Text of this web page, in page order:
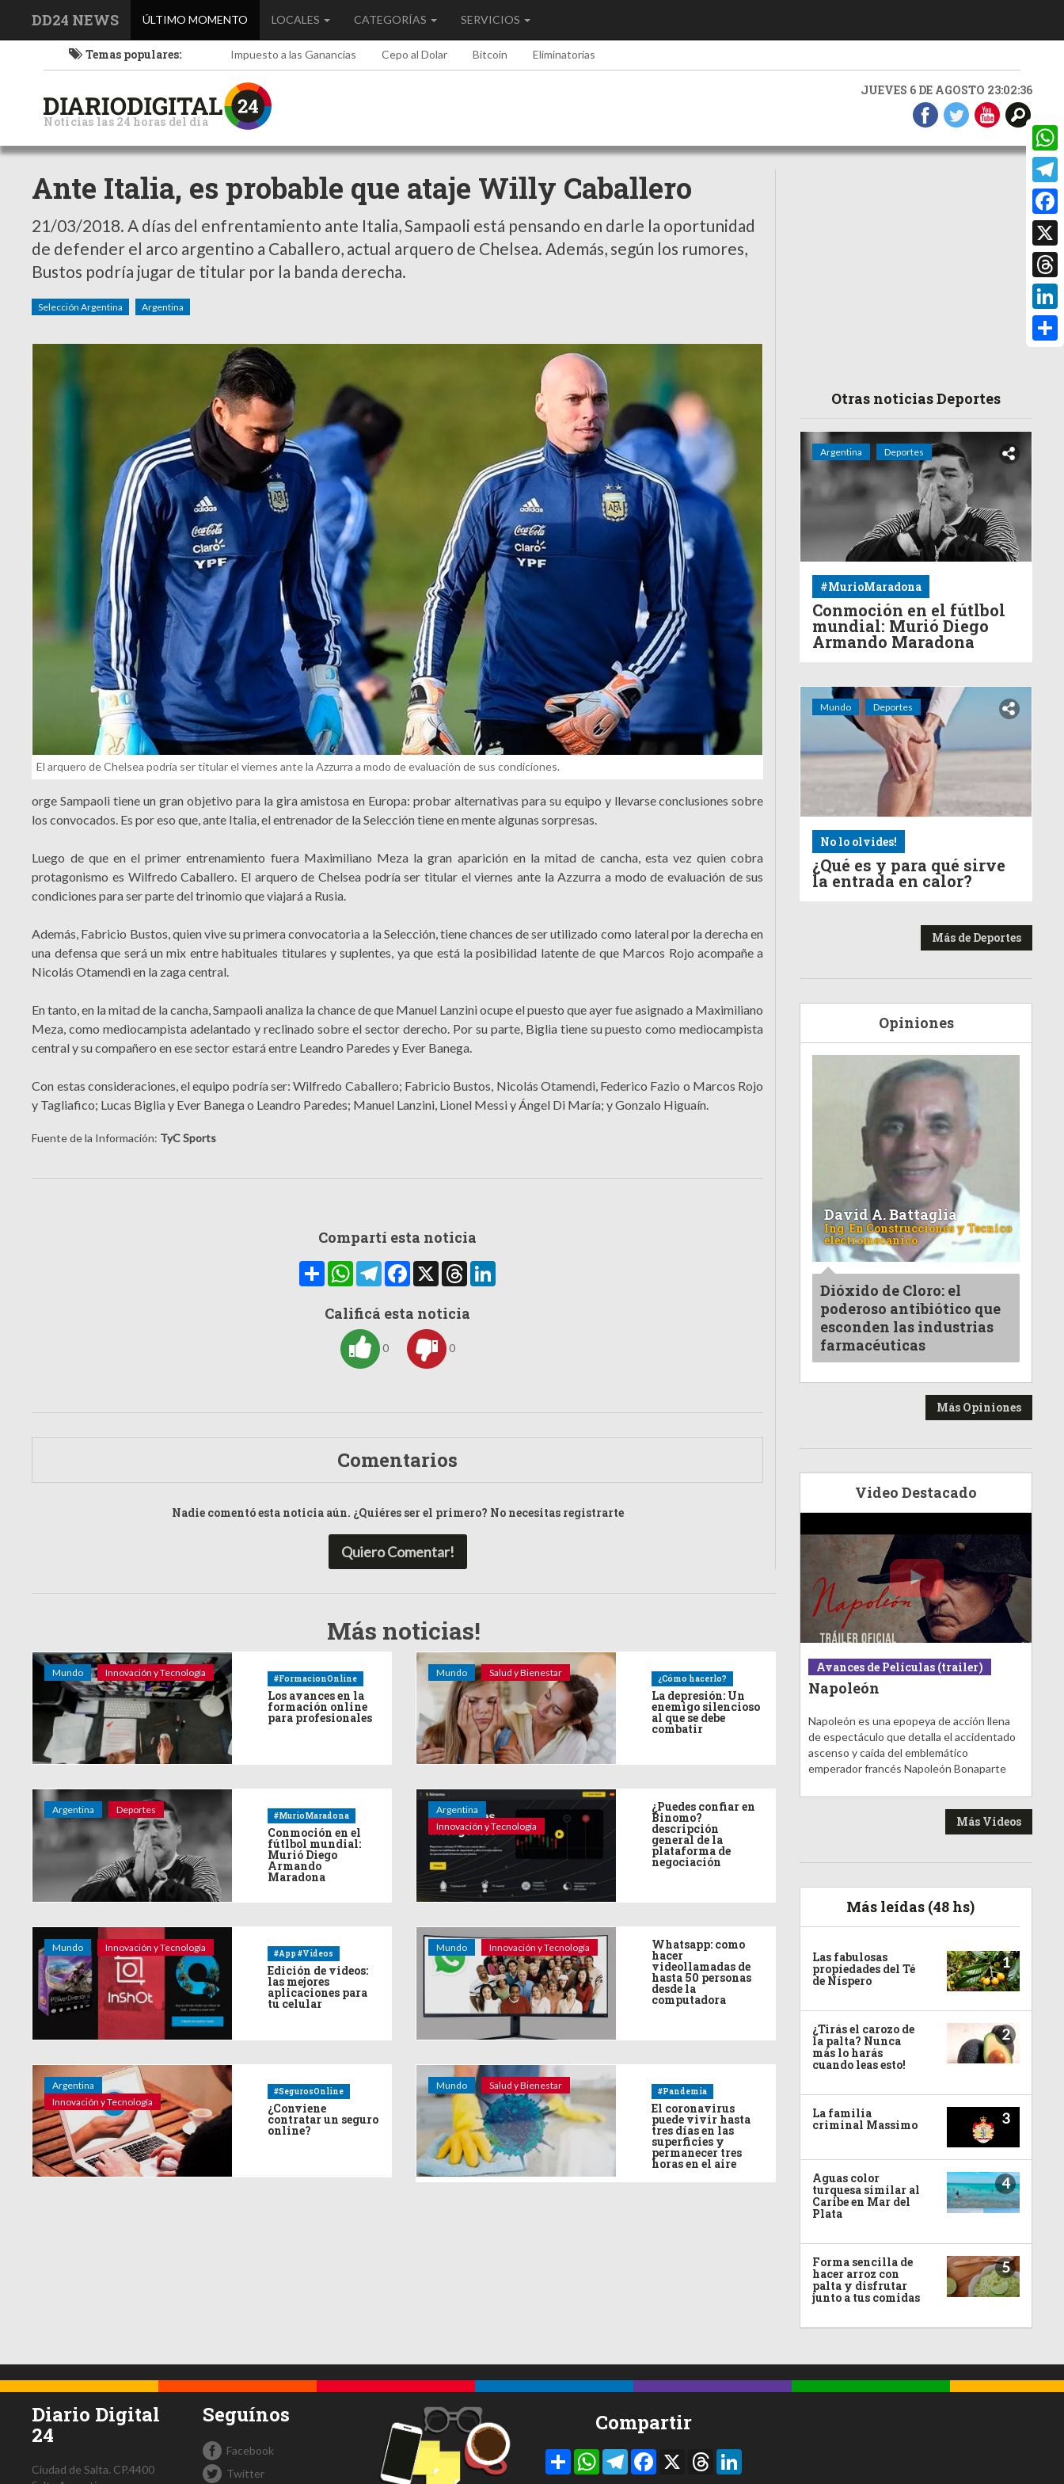
DD24 NEWS ÚLTIMO MOMENTO (current)LOCALES CATEGORÍAS SERVICIOS
Temas populares: Impuesto a las Ganancias Cepo al Dolar Bitcoin Eliminatorias
Noticias las 24 horas del día
JUEVES 6 DE AGOSTO 23:02:38
Ante Italia, es probable que ataje Willy Caballero
21/03/2018. A días del enfrentamiento ante Italia, Sampaoli está pensando en darle la oportunidad
de defender el arco argentino a Caballero, actual arquero de Chelsea. Además, según los rumores,
Bustos podría jugar de titular por la banda derecha.
Selección Argentina Argentina
El arquero de Chelsea podría ser titular el viernes ante la Azzurra a modo de evaluación de sus condiciones.
orge Sampaoli tiene un gran objetivo para la gira amistosa en Europa: probar alternativas para su equipo y llevarse conclusiones sobre
los convocados. Es por eso que, ante Italia, el entrenador de la Selección tiene en mente algunas sorpresas.
Luego de que en el primer entrenamiento fuera Maximiliano Meza la gran aparición en la mitad de cancha, esta vez quien cobra
protagonismo es Wilfredo Caballero. El arquero de Chelsea podría ser titular el viernes ante la Azzurra a modo de evaluación de sus
condiciones para ser parte del trinomio que viajará a Rusia.
Además, Fabricio Bustos, quien vive su primera convocatoria a la Selección, tiene chances de ser utilizado como lateral por la derecha en
una defensa que será un mix entre habituales titulares y suplentes, ya que está la posibilidad latente de que Marcos Rojo acompañe a
Nicolás Otamendi en la zaga central.
En tanto, en la mitad de la cancha, Sampaoli analiza la chance de que Manuel Lanzini ocupe el puesto que ayer fue asignado a Maximiliano
Meza, como mediocampista adelantado y reclinado sobre el sector derecho. Por su parte, Biglia tiene su puesto como mediocampista
central y su compañero en ese sector estará entre Leandro Paredes y Ever Banega.
Con estas consideraciones, el equipo podría ser: Wilfredo Caballero; Fabricio Bustos, Nicolás Otamendi, Federico Fazio o Marcos Rojo
y Tagliafico; Lucas Biglia y Ever Banega o Leandro Paredes; Manuel Lanzini, Lionel Messi y Ángel Di María; y Gonzalo Higuaín.
Fuente de la Información: TyC Sports
Compartí esta noticia
CompartirWhatsAppTelegramFacebook
X Threads
Calificá esta noticia
0 0
Comentarios
Nadie comentó esta noticia aún. ¿Quiéres ser el primero? No necesitas registrarte
Quiero Comentar!
Más noticias!
Mundo Innovación y Tecnología
#FormacionOnline
Los avances en la
formación online
para profesionales
Mundo Salud y Bienestar
¿Cómo hacerlo?
La depresión: Un
enemigo silencioso
al que se debe
combatir
Argentina Deportes
#MurioMaradona
Conmoción en el
fútlbol mundial:
Murió Diego
Armando
Maradona
Argentina
Innovación y Tecnología
¿Puedes confiar en
Binomo?
descripción
general de la
plataforma de
negociación
Mundo Innovación y Tecnología
#App #Videos
Edición de videos:
las mejores
aplicaciones para
tu celular
Mundo Innovación y Tecnología Whatsapp: como
hacer
videollamadas de
hasta 50 personas
desde la
computadora
Argentina
Innovación y Tecnología
#SegurosOnline
¿Conviene
contratar un seguro
online?
Mundo Salud y Bienestar
#Pandemia
El coronavirus
puede vivir hasta
tres días en las
superficies y
permanecer tres
horas en el aire
Otras noticias Deportes
Argentina Deportes
#MurioMaradona
Conmoción en el fútlbol
mundial: Murió Diego
Armando Maradona
Mundo Deportes
No lo olvides!
¿Qué es y para qué sirve
la entrada en calor?
Más de Deportes
Opiniones
David A. Battaglia
Ing. En Construcciones y Tecnico
electromecanico
Dióxido de Cloro: el
poderoso antibiótico que
esconden las industrias
farmacéuticas
Más Opiniones
Video Destacado
Avances de Películas (trailer)
Napoleón
Napoleón es una epopeya de acción llena
de espectáculo que detalla el accidentado
ascenso y caída del emblemático
emperador francés Napoleón Bonaparte
Más Videos
Más leídas (48 hs)
Las fabulosas
propiedades del Té
de Níspero
1
¿Tirás el carozo de
la palta? Nunca
más lo harás
cuando leas esto!
2
La familia
criminal Massimo 3
Aguas color
turquesa similar al
Caribe en Mar del
Plata
4
Forma sencilla de
hacer arroz con
palta y disfrutar
junto a tus comidas
5
Diario Digital
24
Ciudad de Salta. CP.4400
Seguínos
Facebook
Twitter
Compartir
CompartirWhatsAppTelegramFacebook Threads
X